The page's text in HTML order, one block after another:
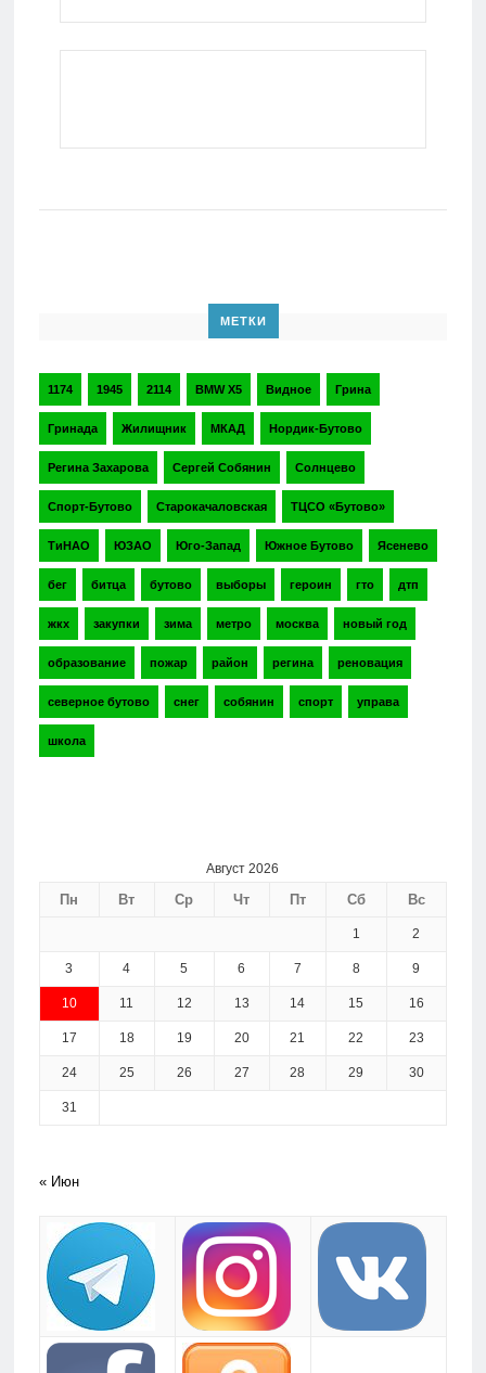
МЕТКИ
1174 1945 2114 BMW X5 Видное Грина
Гринада Жилищник МКАД Нордик-Бутово
Регина Захарова Сергей Собянин Солнцево
Спорт-Бутово Старокачаловская ТЦСО «Бутово»
ТиНАО ЮЗАО Юго-Запад Южное Бутово Ясенево
бег битца бутово выборы героин гто дтп
жкх закупки зима метро москва новый год
образование пожар район регина реновация
северное бутово снег собянин спорт управа
школа
Август 2026
Пн Вт Ср Чт Пт Сб Вс
1 2
3 4 5 6 7 8 9
10 11 12 13 14 15 16
17 18 19 20 21 22 23
24 25 26 27 28 29 30
31
« Июн